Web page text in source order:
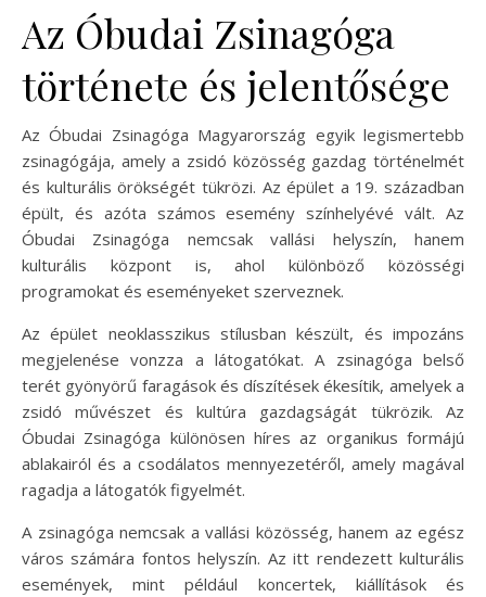
Az Óbudai Zsinagóga
története és jelentősége
Az Óbudai Zsinagóga Magyarország egyik legismertebb
zsinagógája, amely a zsidó közösség gazdag történelmét
és kulturális örökségét tükrözi. Az épület a 19. században
épült, és azóta számos esemény színhelyévé vált. Az
Óbudai Zsinagóga nemcsak vallási helyszín, hanem
kulturális központ is, ahol különböző közösségi
programokat és eseményeket szerveznek.
Az épület neoklasszikus stílusban készült, és impozáns
megjelenése vonzza a látogatókat. A zsinagóga belső
terét gyönyörű faragások és díszítések ékesítik, amelyek a
zsidó művészet és kultúra gazdagságát tükrözik. Az
Óbudai Zsinagóga különösen híres az organikus formájú
ablakairól és a csodálatos mennyezetéről, amely magával
ragadja a látogatók figyelmét.
A zsinagóga nemcsak a vallási közösség, hanem az egész
város számára fontos helyszín. Az itt rendezett kulturális
események, mint például koncertek, kiállítások és